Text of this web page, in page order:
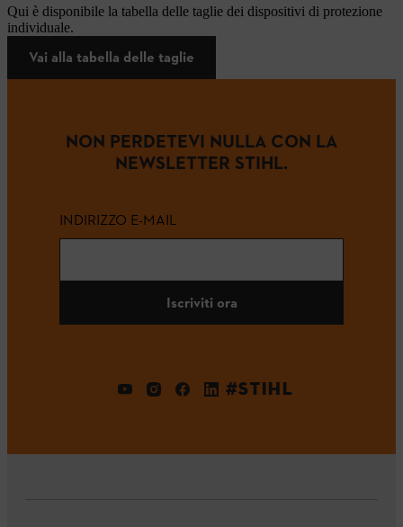
Qui è disponibile la tabella delle taglie dei dispositivi di protezione
individuale.
Vai alla tabella delle taglie
NON PERDETEVI NULLA CON LA
NEWSLETTER STIHL.
INDIRIZZO E-MAIL
Iscriviti ora
#STIHL